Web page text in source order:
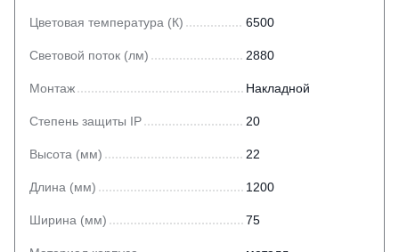
Цветовая температура (К) 6500
Световой поток (лм) 2880
Монтаж Накладной
Степень защиты IP 20
Высота (мм) 22
Длина (мм) 1200
Ширина (мм) 75